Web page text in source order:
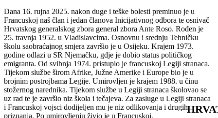
Dana 16. rujna 2025. nakon duge i teške bolesti preminuo je u
Francuskoj naš član i jedan članova Inicijativnog odbora te osnivač
Hrvatskog generalskog zbora general zbora Ante Roso. Rođen je
25. travnja 1952. u Vladislavcima. Osnovnu i srednju Tehničku
školu saobraćajnog smjera završio je u Osijeku. Krajem 1973.
godine odlazi u SR Njemačku, gdje je dobio status političkog
emigranta. Od svibnja 1974. pristupio je francuskoj Legiji stranaca.
Tijekom službe širom Afrike, Južne Amerike i Europe bio je u
brojnim postrojbama Legije. Umirovljen je krajem 1988. u činu
stožernog narednika. Tijekom službe u Legiji stranaca školovao se
uz rad te je završio niz škola i tečajeva. Za zasluge u Legiji stranaca
i Francuskoj vojsci dodijeljen mu je niz odlikovanja i drugih
priznanja. Po umirovljenju živio je u Francuskoj.